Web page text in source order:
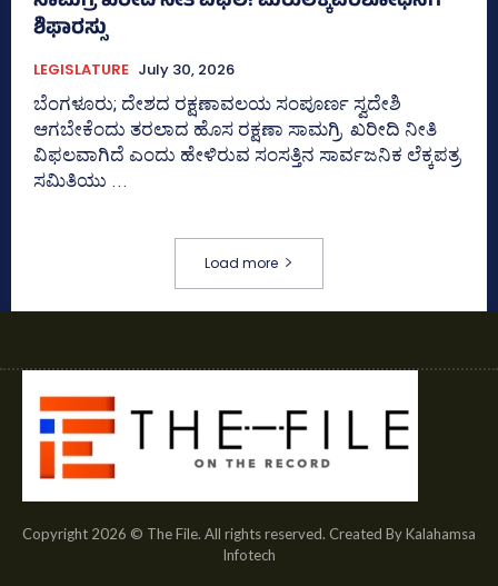
ಶಿಫಾರಸ್ಸು
LEGISLATURE July 30, 2026
ಬೆಂಗಳೂರು; ದೇಶದ ರಕ್ಷಣಾವಲಯ ಸಂಪೂರ್ಣ ಸ್ವದೇಶಿ
ಆಗಬೇಕೆಂದು ತರಲಾದ ಹೊಸ ರಕ್ಷಣಾ ಸಾಮಗ್ರಿ ಖರೀದಿ ನೀತಿ
ವಿಫಲವಾಗಿದೆ ಎಂದು ಹೇಳಿರುವ ಸಂಸತ್ತಿನ ಸಾರ್ವಜನಿಕ ಲೆಕ್ಕಪತ್ರ
ಸಮಿತಿಯು ...
Load more
Copyright 2026 © The File. All rights reserved. Created By Kalahamsa
Infotech